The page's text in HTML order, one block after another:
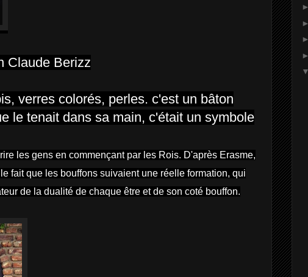
Claude Berizz
verres colorés, perles. c'est un bâton
le tenait dans sa main, c'était un symbole
les gens en commençant par les Rois. D'après Erasme,
fait que les bouffons suivaient une réelle formation, qui
de la dualité de chaque être et de son coté bouffon.